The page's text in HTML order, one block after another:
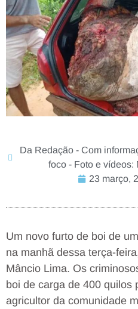
Da Redação - Com
foco - Foto e vídeos:
23 março,
Um novo furto de boi de
na manhã dessa terça-
Mâncio Lima. Os
boi de carga de 400 quilos
agricultor da comunidade